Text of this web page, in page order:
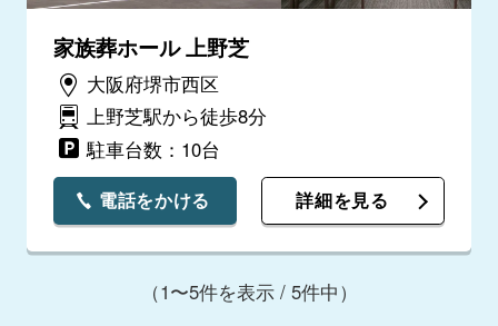
家族葬ホール 上野芝
大阪府堺市西区
上野芝駅から徒歩8分
駐車台数：10台
電話をかける 詳細を見る
（1〜5件を表示 / 5件中）